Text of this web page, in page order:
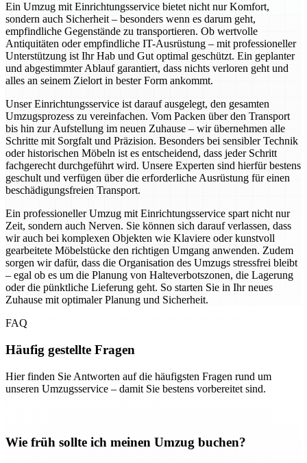
Ein Umzug mit Einrichtungsservice bietet nicht nur Komfort,
sondern auch Sicherheit – besonders wenn es darum geht,
empfindliche Gegenstände zu transportieren. Ob wertvolle
Antiquitäten oder empfindliche IT-Ausrüstung – mit professioneller
Unterstützung ist Ihr Hab und Gut optimal geschützt. Ein geplanter
und abgestimmter Ablauf garantiert, dass nichts verloren geht und
alles an seinem Zielort in bester Form ankommt.
Unser Einrichtungsservice ist darauf ausgelegt, den gesamten
Umzugsprozess zu vereinfachen. Vom Packen über den Transport
bis hin zur Aufstellung im neuen Zuhause – wir übernehmen alle
Schritte mit Sorgfalt und Präzision. Besonders bei sensibler Technik
oder historischen Möbeln ist es entscheidend, dass jeder Schritt
fachgerecht durchgeführt wird. Unsere Experten sind hierfür bestens
geschult und verfügen über die erforderliche Ausrüstung für einen
beschädigungsfreien Transport.
Ein professioneller Umzug mit Einrichtungsservice spart nicht nur
Zeit, sondern auch Nerven. Sie können sich darauf verlassen, dass
wir auch bei komplexen Objekten wie Klaviere oder kunstvoll
gearbeitete Möbelstücke den richtigen Umgang anwenden. Zudem
sorgen wir dafür, dass die Organisation des Umzugs stressfrei bleibt
– egal ob es um die Planung von Halteverbotszonen, die Lagerung
oder die pünktliche Lieferung geht. So starten Sie in Ihr neues
Zuhause mit optimaler Planung und Sicherheit.
FAQ
Häufig gestellte Fragen
Hier finden Sie Antworten auf die häufigsten Fragen rund um
unseren Umzugsservice – damit Sie bestens vorbereitet sind.
Wie früh sollte ich meinen Umzug buchen?